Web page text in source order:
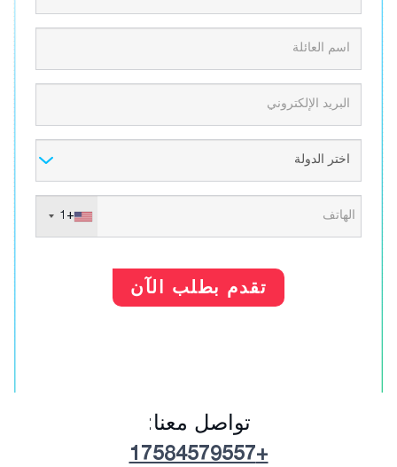
+1
تقدم بطلب الآن
تواصل معنا:
+17584579557